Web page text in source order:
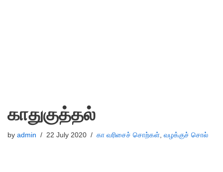
காதுகுத்தல்
by admin 22 July 2020 கா வரிசைச் சொற்கள், வழக்குச் சொல்